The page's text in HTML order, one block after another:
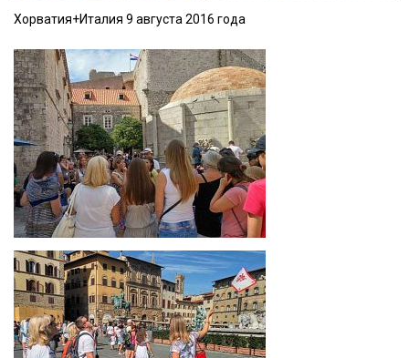
Хорватия+Италия 9 августа 2016 года